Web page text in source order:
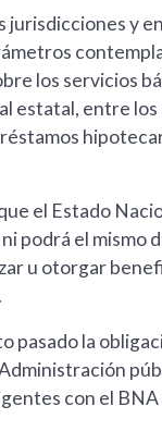
y
los servicios
estatal, entre
el Estado
podrá el mismo
u otorgar
pasado la
con el BNA